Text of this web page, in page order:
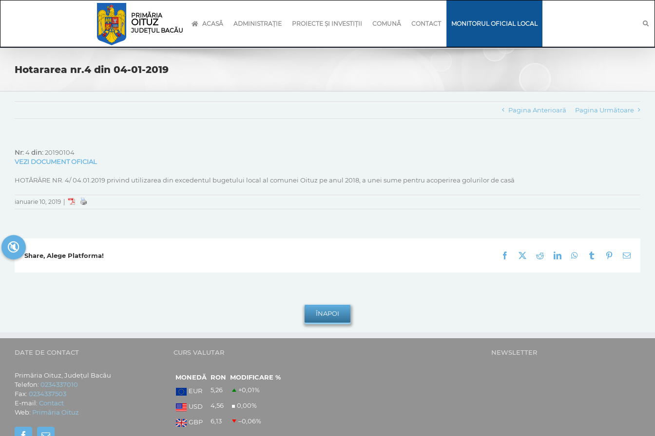
PRIMĂRIA
OITUZ
JUDEȚUL BACĂU
ACASĂ ADMINISTRAȚIE PROIECTE ȘI INVESTIȚII COMUNĂ CONTACT MONITORUL OFICIAL LOCAL
Hotararea nr.4 din 04-01-2019
Pagina Anterioară Pagina Următoare
Nr:4din:20190104
VEZI DOCUMENT OFICIAL
HOTĂRÂRE NR. 4/ 04.01.2019 privind utilizarea din excedentul bugetului local al comunei Oituz pe anul 2018, a unei sume pentru acoperirea golurilor de casă
ianuarie 10, 2019
Share, Alege Platforma! Facebook RedditLinkedInWhatsApp
Tumblr Pinterest
E-
DATE DE CONTACT
Primăria Oituz, Județul Bacău
Telefon: 0234337010
Fax: 0234337503
E-mail: Contact
Web: Primăria Oituz
CURS VALUTAR
MONEDĂ RON
MODIFICARE %
EUR
5,26 +0,01%
USD 4,56 0,00%
GBP 6,13 –0,06%
NEWSLETTER
🔇